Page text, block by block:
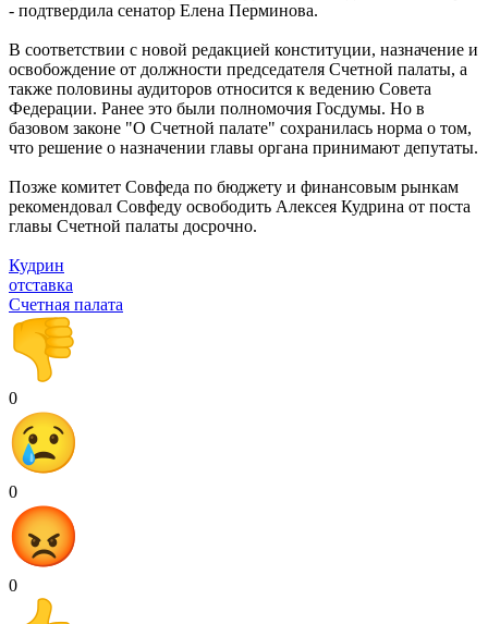
- подтвердила сенатор Елена Перминова.
В соответствии с новой редакцией конституции, назначение и
освобождение от должности председателя Счетной палаты, а
также половины аудиторов относится к ведению Совета
Федерации. Ранее это были полномочия Госдумы. Но в
базовом законе "О Счетной палате" сохранилась норма о том,
что решение о назначении главы органа принимают депутаты.
Позже комитет Совфеда по бюджету и финансовым рынкам
рекомендовал Совфеду освободить Алексея Кудрина от поста
главы Счетной палаты досрочно.
Кудрин
отставка
Счетная палата
0
0
0